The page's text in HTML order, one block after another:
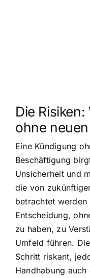
Die
ohne
Eine Kündigung
Beschäftigung
Unsicherheit und
die von
betrachtet
Entscheidung,
zu haben, zu
Umfeld führen.
Schritt riskant,
Handhabung